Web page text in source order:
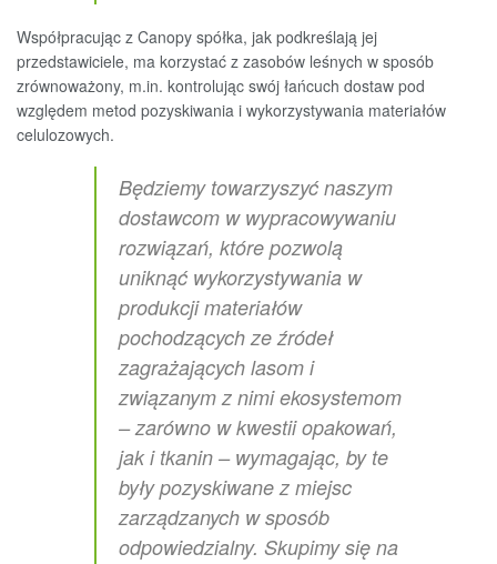
Współpracując z Canopy spółka, jak podkreślają jej
przedstawiciele, ma korzystać z zasobów leśnych w sposób
zrównoważony, m.in. kontrolując swój łańcuch dostaw pod
względem metod pozyskiwania i wykorzystywania materiałów
celulozowych.
Będziemy towarzyszyć naszym
dostawcom w wypracowywaniu
rozwiązań, które pozwolą
uniknąć wykorzystywania w
produkcji materiałów
pochodzących ze źródeł
zagrażających lasom i
związanym z nimi ekosystemom
– zarówno w kwestii opakowań,
jak i tkanin – wymagając, by te
były pozyskiwane z miejsc
zarządzanych w sposób
odpowiedzialny. Skupimy się na